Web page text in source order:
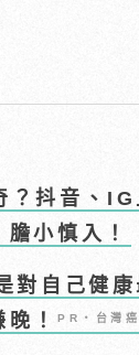
？抖音、IG
小慎入！
對自己健康
晚！PR・台灣